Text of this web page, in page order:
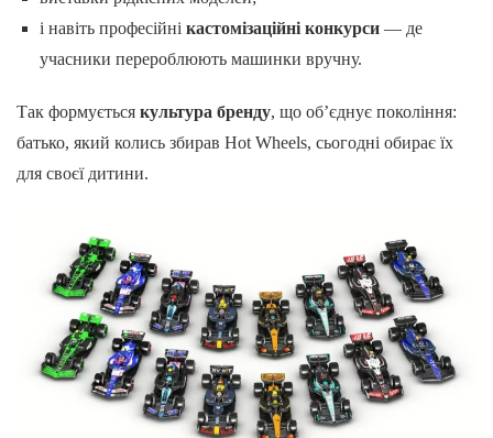
і навіть професійні кастомізаційні конкурси— де
учасники перероблюють машинки вручну.
Так формується культура бренду, що об’єднує покоління:
батько, який колись збирав Hot Wheels, сьогодні обирає їх
для своєї дитини.